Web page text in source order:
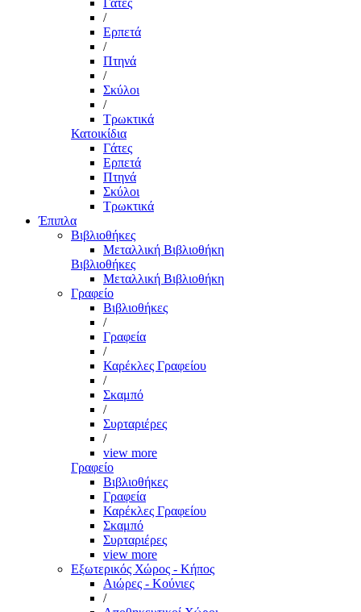
Γάτες
/
Ερπετά
/
Πτηνά
/
Σκύλοι
/
Τρωκτικά
Κατοικίδια
Γάτες
Ερπετά
Πτηνά
Σκύλοι
Τρωκτικά
Έπιπλα
Βιβλιοθήκες
Μεταλλική Βιβλιοθήκη
Βιβλιοθήκες
Μεταλλική Βιβλιοθήκη
Γραφείο
Βιβλιοθήκες
/
Γραφεία
/
Καρέκλες Γραφείου
/
Σκαμπό
/
Συρταριέρες
/
view more
Γραφείο
Βιβλιοθήκες
Γραφεία
Καρέκλες Γραφείου
Σκαμπό
Συρταριέρες
view more
Εξωτερικός Χώρος - Κήπος
Αιώρες - Κούνιες
/